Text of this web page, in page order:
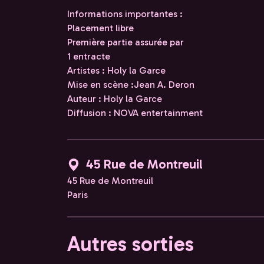
Informations importantes :
Placement libre
Première partie assurée par
1 entracte
Artistes : Holy la Garce
Mise en scène :Jean A. Deron
Auteur : Holy la Garce
Diffusion : NOVA entertainment
45 Rue de Montreuil
45 Rue de Montreuil
Paris
Autres sorties